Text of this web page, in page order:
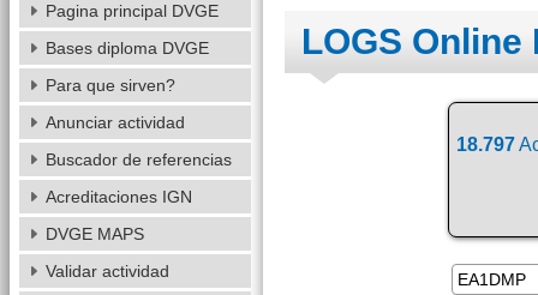
LOGS Online
18.797
Pagina principal DVGE
Bases diploma DVGE
Para que sirven?
Anunciar actividad
Buscador de referencias
Acreditaciones IGN
DVGE MAPS
Validar actividad